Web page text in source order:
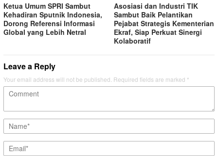
Ketua Umum SPRI Sambut
Kehadiran Sputnik Indonesia,
Dorong Referensi Informasi
Global yang Lebih Netral
Asosiasi dan Industri TIK
Sambut Baik Pelantikan
Pejabat Strategis Kementerian
Ekraf, Siap Perkuat Sinergi
Kolaboratif
Leave a Reply
Your email address will not be published. Required fields are marked *